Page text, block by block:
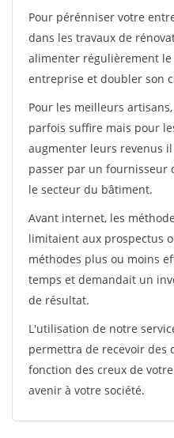
Pour pérénniser votre
dans les travaux de
alimenter régulièrement
entreprise et doubler son
Pour les meilleurs
parfois suffire mais pour
augmenter leurs revenus
passer par un fournisseur
le secteur du bâtiment.
Avant internet, les
limitaient aux prospectus
méthodes plus ou moins
temps et demandait un
de résultat.
L'utilisation de notre
permettra de recevoir des
fonction des creux de
avenir à votre société.